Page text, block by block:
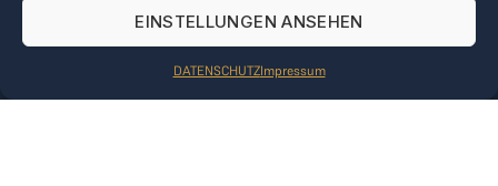
EINSTELLUNGEN ANSEHEN
DATENSCHUTZImpressum
Abonnieren Sie unseren Newsletter
Erfahren Sie als Erster von Veröffentlichungen,